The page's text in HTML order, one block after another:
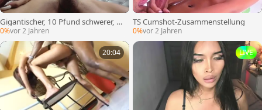
Gigantischer, 10 Pfund schwerer, ri
esiger Kolumbier spritzt reichlich au
f ihren Schoß
0%vor 2 Jahren
TS Cumshot-Zusammenstellung
0%vor 2 Jahren
20:04 LIVE